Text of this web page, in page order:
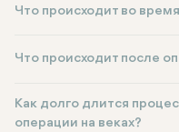
Что происходит во
Что происходит после
Как долго длится
операции на веках?